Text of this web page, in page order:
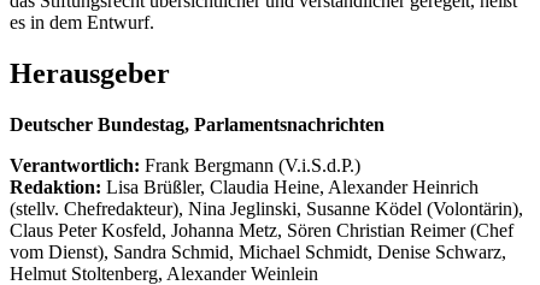
es in dem Entwurf.
Herausgeber
Deutscher Bundestag, Parlamentsnachrichten
Verantwortlich: Frank Bergmann (V.i.S.d.P.)
Redaktion: Lisa Brüßler, Claudia Heine, Alexander Heinrich
(stellv. Chefredakteur), Nina Jeglinski, Susanne Ködel (Volontärin),
Claus Peter Kosfeld, Johanna Metz, Sören Christian Reimer (Chef
vom Dienst), Sandra Schmid, Michael Schmidt, Denise Schwarz,
Helmut Stoltenberg, Alexander Weinlein